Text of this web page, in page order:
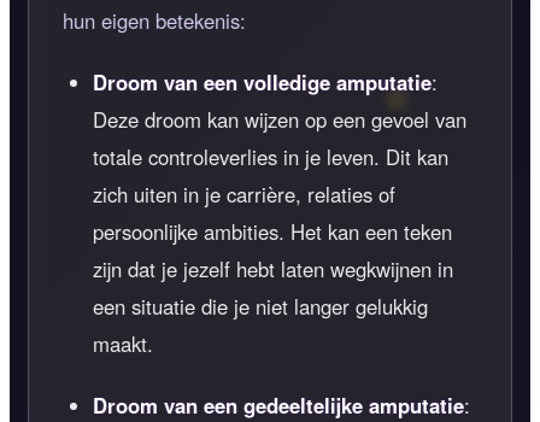
hun eigen betekenis:
Droom van een volledige amputatie:
Deze droom kan wijzen op een gevoel van
totale controleverlies in je leven. Dit kan
zich uiten in je carrière, relaties of
persoonlijke ambities. Het kan een teken
zijn dat je jezelf hebt laten wegkwijnen in
een situatie die je niet langer gelukkig
maakt.
Droom van een gedeeltelijke amputatie: